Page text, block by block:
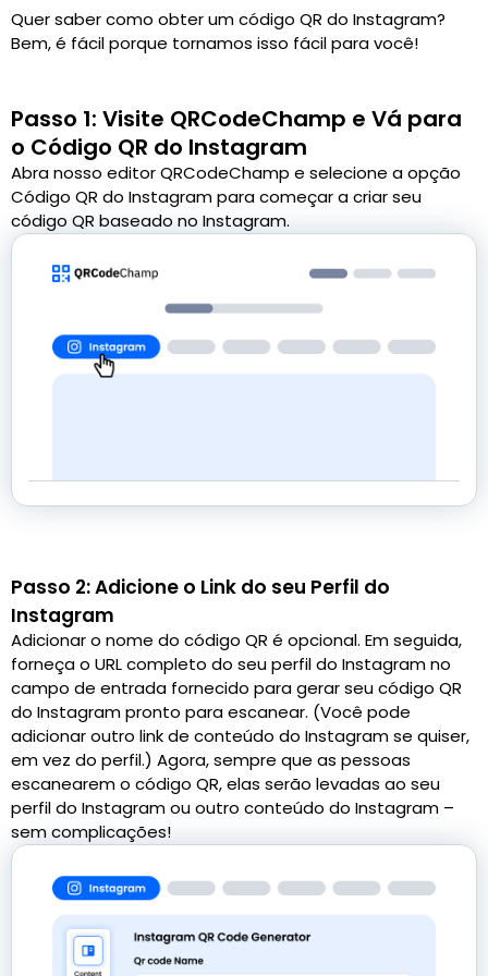
Quer saber como obter um código QR do Instagram?
Bem, é fácil porque tornamos isso fácil para você!
Passo 1: Visite QRCodeChamp e Vá para
o Código QR do Instagram
Abra nosso editor QRCodeChamp e selecione a opção
Código QR do Instagram para começar a criar seu
código QR baseado no Instagram.
Passo 2: Adicione o Link do seu Perfil do
Instagram
Adicionar o nome do código QR é opcional. Em seguida,
forneça o URL completo do seu perfil do Instagram no
campo de entrada fornecido para gerar seu código QR
do Instagram pronto para escanear. (Você pode
adicionar outro link de conteúdo do Instagram se quiser,
em vez do perfil.) Agora, sempre que as pessoas
escanearem o código QR, elas serão levadas ao seu
perfil do Instagram ou outro conteúdo do Instagram –
sem complicações!